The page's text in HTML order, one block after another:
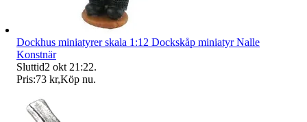
Dockhus miniatyrer skala 1:12 Dockskåp miniatyr Nalle
Konstnär
Sluttid2 okt 21:22.
Pris:73 kr,Köp nu.